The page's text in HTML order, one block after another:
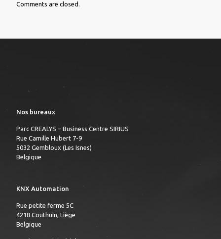
Comments are closed.
Nos bureaux
Parc CREALYS – Business Centre SIRIUS
Rue Camille Hubert 7-9
5032 Gembloux (Les Isnes)
Belgique
KNX Automation
Rue petite ferme 5C
4218 Couthuin, Liège
Belgique